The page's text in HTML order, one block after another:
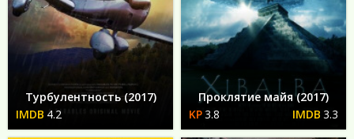
Турбулентность (2017)
4.2
Проклятие майя (2017)
3.8
3.3